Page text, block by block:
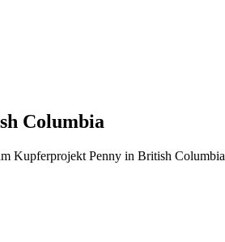
Columbia
Kupferprojekt Penny in British Columbia